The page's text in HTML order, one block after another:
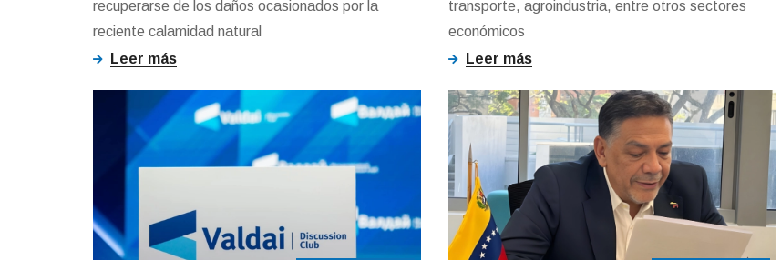
recuperarse de los daños ocasionados por la
reciente calamidad natural
Leer más
transporte, agroindustria, entre otros sectores
económicos
Leer más